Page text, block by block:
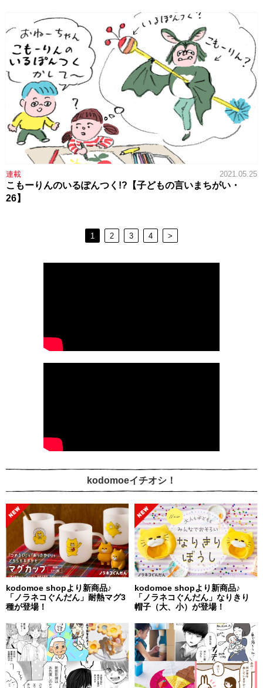
連載 2021.05.25
こもーりんのいるぽんつく!?【子どもの言いまちがい・
26】
1 2 3 4 >
kodomoeイチオシ！
kodomoe shopより新商品♪
「ノラネコぐんだん」耐熱マグ3
種が登場！
kodomoe shopより新商品♪
「ノラネコぐんだん」なりきり
帽子（大、小）が登場！